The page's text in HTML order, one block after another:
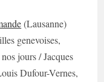
(Lausanne)
genevoises,
jours / Jacques
Dufour-Vernes,